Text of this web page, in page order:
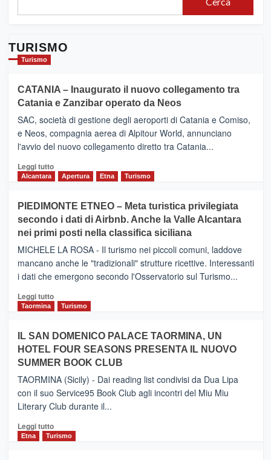
TURISMO
Turismo
CATANIA – Inaugurato il nuovo collegamento tra
Catania e Zanzibar operato da Neos
SAC, società di gestione degli aeroporti di Catania e Comiso,
e Neos, compagnia aerea di Alpitour World, annunciano
l'avvio del nuovo collegamento diretto tra Catania...
Leggi tuttoLeggi
CATANIA
–
Inaugurato
il
nuovo
collegamento
tra
e
Zanzibar
da
Neos
Alcantara Apertura Etna Turismo
PIEDIMONTE ETNEO – Meta turistica privilegiata
secondo i dati di Airbnb. Anche la Valle Alcantara
nei primi posti nella classifica siciliana
MICHELE LA ROSA - Il turismo nei piccoli comuni, laddove
mancano anche le "tradizionali" strutture ricettive. Interessanti
i dati che emergono secondo l'Osservatorio sul Turismo...
Leggi tuttoLeggi
PIEDIMONTE
ETNEO
–
Meta
turistica
privilegiata
secondo
dati
di
Taormina Turismo
IL SAN DOMENICO PALACE TAORMINA, UN
HOTEL FOUR SEASONS PRESENTA IL NUOVO
SUMMER BOOK CLUB
TAORMINA (Sicily) - Dai reading list condivisi da Dua Lipa
con il suo Service95 Book Club agli incontri del Miu Miu
Literary Club durante il...
Leggi tuttoLeggi
di
Etna Turismo